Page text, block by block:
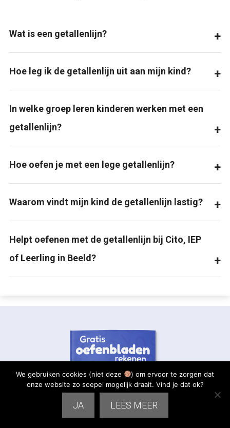
Wat is een getallenlijn?
Hoe leg ik de getallenlijn uit aan mijn kind?
In welke groep leren kinderen werken met een
getallenlijn?
Hoe oefen je met een lege getallenlijn?
Waarom vindt mijn kind de getallenlijn lastig?
Helpt oefenen met de getallenlijn bij Cito, IEP
of Leerling in Beeld?
We gebruiken cookies (niet deze
) om ervoor te zorgen dat
onze website zo soepel mogelijk draait. Vind je dat ok?
JA LEES MEER